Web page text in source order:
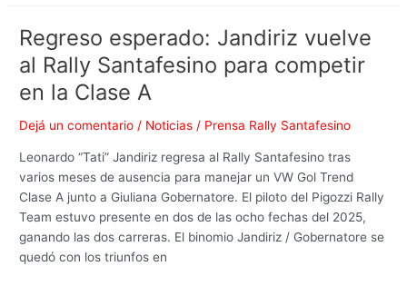
Regreso esperado: Jandiriz vuelve
al Rally Santafesino para competir
en la Clase A
Dejá un comentario / Noticias / Prensa Rally Santafesino
Leonardo “Tati” Jandiriz regresa al Rally Santafesino tras
varios meses de ausencia para manejar un VW Gol Trend
Clase A junto a Giuliana Gobernatore. El piloto del Pigozzi Rally
Team estuvo presente en dos de las ocho fechas del 2025,
ganando las dos carreras. El binomio Jandiriz / Gobernatore se
quedó con los triunfos en
Regreso
esperado:
Jandiriz
vuelve
Rally
Santafesino
para
competir
en
la
Clase